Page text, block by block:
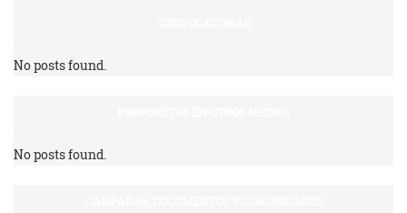
No posts found.
No posts found.